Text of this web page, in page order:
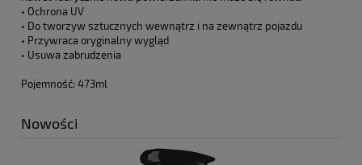
• Ochrona UV
• Do tworzyw sztucznych wewnątrz i na zewnątrz pojazdu
• Przywraca oryginalny wygląd
• Usuwa zabrudzenia
Pojemność: 473ml
Nowości